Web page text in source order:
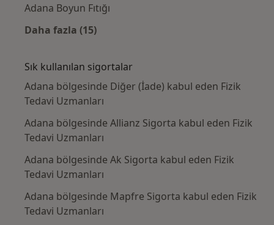
Adana Boyun Fıtığı
Daha fazla (15)
Sık kullanılan sigortalar
Adana bölgesinde Diğer (İade) kabul eden Fizik
Tedavi Uzmanları
Adana bölgesinde Allianz Sigorta kabul eden Fizik
Tedavi Uzmanları
Adana bölgesinde Ak Sigorta kabul eden Fizik
Tedavi Uzmanları
Adana bölgesinde Mapfre Sigorta kabul eden Fizik
Tedavi Uzmanları